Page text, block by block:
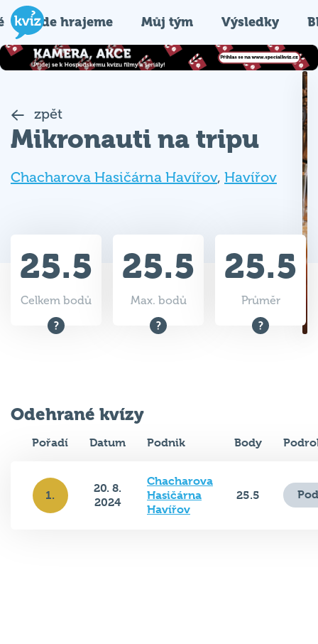
Kde hrajeme Můj tým Výsledky
zpět
Mikronauti na tripu
Chacharova Hasičárna Havířov, Havířov
25.5
Celkem bodů
25.5
Max. bodů
25.5
Průměr
Odehrané kvízy
Pořadí Datum Podnik Body
1.
20. 8.
2024
Chacharova
Hasičárna
Havířov
25.5